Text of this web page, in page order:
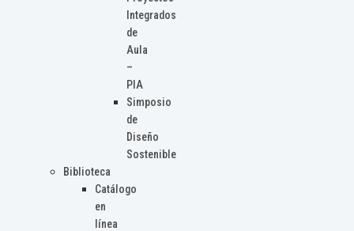
Integrados
de
Aula
–
PIA
Simposio
de
Diseño
Sostenible
Biblioteca
Catálogo
en
línea